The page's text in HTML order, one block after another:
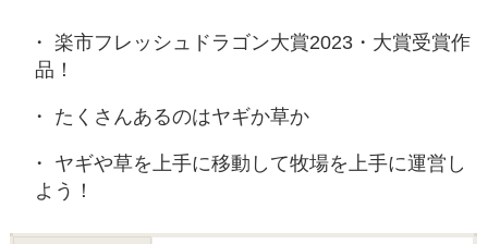
楽市フレッシュドラゴン大賞2023・大賞受賞作
品！
たくさんあるのはヤギか草か
ヤギや草を上手に移動して牧場を上手に運営し
よう！